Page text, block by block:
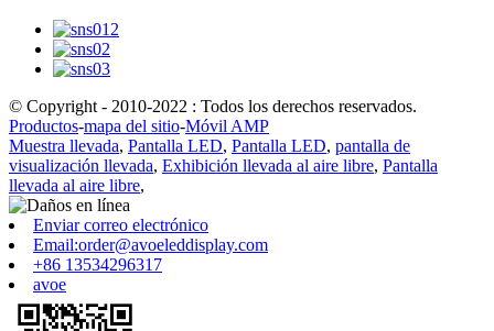
© Copyright - 2010-2022 : Todos los derechos reservados.
Productos-mapa del sitio-Móvil AMP
Muestra llevada, Pantalla LED, Pantalla LED, pantalla de
visualización llevada, Exhibición llevada al aire libre, Pantalla
llevada al aire libre,
Enviar correo electrónico
Email:order@avoeleddisplay.com
+86 13534296317
avoe